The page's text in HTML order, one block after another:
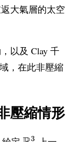
大氣層的太空
以及 Clay 千
，在此非壓縮
壓縮情形
3